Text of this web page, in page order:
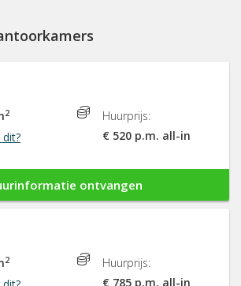
2
Huurprijs:
€ 520 p.m. all-in
ontvangen
2
Huurprijs:
€ 785 p.m. all-in